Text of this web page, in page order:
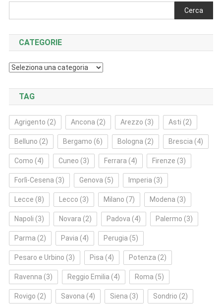
Cerca
CATEGORIE
Categorie
TAG
Agrigento (2) Ancona (2) Arezzo (3) Asti (2)
Belluno (2) Bergamo (6) Bologna (2) Brescia (4)
Como (4) Cuneo (3) Ferrara (4) Firenze (3)
Forlì‑Cesena (3) Genova (5) Imperia (3)
Lecce (8) Lecco (3) Milano (7) Modena (3)
Napoli (3) Novara (2) Padova (4) Palermo (3)
Parma (2) Pavia (4) Perugia (5)
Pesaro e Urbino (3) Pisa (4) Potenza (2)
Ravenna (3) Reggio Emilia (4) Roma (5)
Rovigo (2) Savona (4) Siena (3) Sondrio (2)